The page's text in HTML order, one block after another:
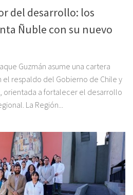
del desarrollo: los
Ñuble con su nuevo
Guzmán asume una cartera
respaldo del Gobierno de Chile y
orientada a fortalecer el desarrollo
La Región...